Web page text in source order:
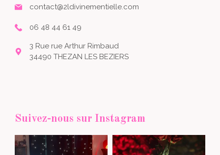
contact@2ldivinementielle.com
06 48 44 61 49
3 Rue rue Arthur Rimbaud
34490 THEZAN LES BEZIERS
Suivez-nous sur Instagram